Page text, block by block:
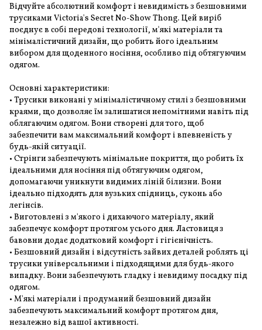
Відчуйте абсолютний комфорт і невидимість з безшовними
трусиками Victoria's Secret No-Show Thong. Цей виріб
поєднує в собі передові технології, м'які матеріали та
мінімалістичний дизайн, що робить його ідеальним
вибором для щоденного носіння, особливо під обтягуючим
одягом.
Основні характеристики:
• Трусики виконані у мінімалістичному стилі з безшовними
краями, що дозволяє їм залишатися непомітними навіть під
облягаючим одягом. Вони створені для того, щоб
забезпечити вам максимальний комфорт і впевненість у
будь-якій ситуації.
• Стрінги забезпечують мінімальне покриття, що робить їх
ідеальними для носіння під обтягуючим одягом,
допомагаючи уникнути видимих ліній білизни. Вони
ідеально підходять для вузьких спідниць, суконь або
легінсів.
• Виготовлені з м'якого і дихаючого матеріалу, який
забезпечує комфорт протягом усього дня. Ластовиця з
бавовни додає додатковий комфорт і гігієнічність.
• Безшовний дизайн і відсутність зайвих деталей роблять ці
трусики універсальними і підходящими для будь-якого
випадку. Вони забезпечують гладку і невидиму посадку під
одягом.
• М'які матеріали і продуманий безшовний дизайн
забезпечують максимальний комфорт протягом дня,
незалежно від вашої активності.